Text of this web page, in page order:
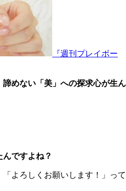
『週刊プレイボー
めない「美」への探求心が生ん
ですよね？
よろしくお願いします！」って